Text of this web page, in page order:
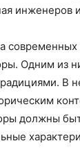
инженеров
Одним из
В
должны